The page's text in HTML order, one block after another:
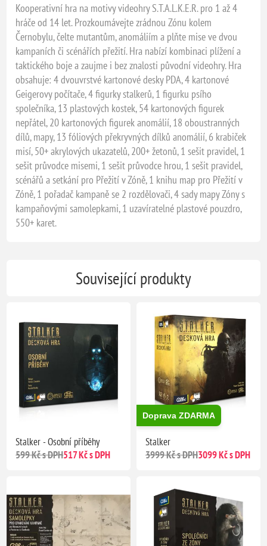
Kooperativní hra na motivy videohry S.T.A.L.K.E.R. pro 1 až 4
hráče od 14 let. Prozkoumávejte zrádnou Zónu kolem
Černobylu, čelte mutantům, anomáliím a plňte mise ve dvou
kampaních či scénářích přežití. Hra nabízí kombinaci plížení a
taktického boje a zaujme i bez znalosti původní videohry. Hra
obsahuje: 4 dvouvrstvé kartonové desky PDA, 4 kartonové
Geigerovy počítače, 4 figurky stalkerů, 1 figurku psího
společníka, 13 plastových kostek, 54 kartonových figurek
nepřátel, 20 kartonových figurek anomálií, 18 oboustranných
dílů, mapy, 13 fóliových překryvných dílků anomálií, 6 krabiček
misí, 50+ akrylových ukazatelů, 200+ žetonů, 1 sešit pravidel, 1
sešit průvodce misemi, 1 sešit průvodce hrou, 1 sešit pravidel,
scénářů a setkání pro Přežití v Zóně, 1 knihu map pro Přežití v
Zóně, 1 pořadač kampaně se 2 rozdělovači, 4 sady mapy Zóny s
kampaňovými samolepkami, 1 uzavíratelné plastové pouzdro,
550+ karet.
Související produkty
Stalker - Osobní příběhy
599 Kč s DPH517 Kč s DPH
Doprava ZDARMA
Stalker
3999 Kč s DPH3099 Kč s DPH